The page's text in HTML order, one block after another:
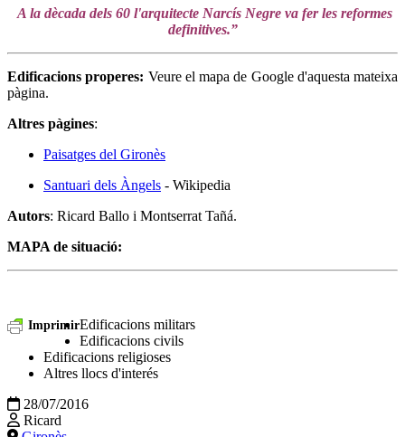
A la dècada dels 60 l'arquitecte Narcís Negre va fer les reformes
definitives.”
Edificacions properes: Veure el mapa de Google d'aquesta mateixa
pàgina.
Altres pàgines:
Paisatges del Gironès
Santuari dels Àngels - Wikipedia
Autors: Ricard Ballo i Montserrat Tañá.
MAPA de situació:
ImprimirEdificacions militars
Edificacions civils
Edificacions religioses
Altres llocs d'interés
28/07/2016
Ricard